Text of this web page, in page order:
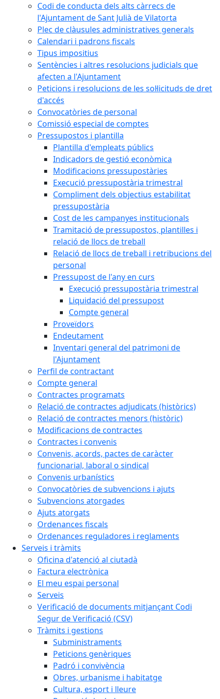
Codi de conducta dels alts càrrecs de
l'Ajuntament de Sant Julià de Vilatorta
Plec de clàusules administratives generals
Calendari i padrons fiscals
Tipus impositius
Sentències i altres resolucions judicials que
afecten a l'Ajuntament
Peticions i resolucions de les sol·licituds de dret
d'accés
Convocatòries de personal
Comissió especial de comptes
Pressupostos i plantilla
Plantilla d'empleats públics
Indicadors de gestió econòmica
Modificacions pressupostàries
Execució pressupostària trimestral
Compliment dels objectius estabilitat
pressupostària
Cost de les campanyes institucionals
Tramitació de pressupostos, plantilles i
relació de llocs de treball
Relació de llocs de treball i retribucions del
personal
Pressupost de l'any en curs
Execució pressupostària trimestral
Liquidació del pressupost
Compte general
Proveïdors
Endeutament
Inventari general del patrimoni de
l'Ajuntament
Perfil de contractant
Compte general
Contractes programats
Relació de contractes adjudicats (històrics)
Relació de contractes menors (històric)
Modificacions de contractes
Contractes i convenis
Convenis, acords, pactes de caràcter
funcionarial, laboral o sindical
Convenis urbanístics
Convocatòries de subvencions i ajuts
Subvencions atorgades
Ajuts atorgats
Ordenances fiscals
Ordenances reguladores i reglaments
Serveis i tràmits
Oficina d'atenció al ciutadà
Factura electrònica
El meu espai personal
Serveis
Verificació de documents mitjançant Codi
Segur de Verificació (CSV)
Tràmits i gestions
Subministraments
Peticions genèriques
Padró i convivència
Obres, urbanisme i habitatge
Cultura, esport i lleure